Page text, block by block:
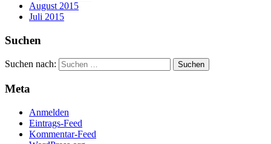
August 2015
Juli 2015
Suchen
Suchen nach:
Meta
Anmelden
Eintrags-Feed
Kommentar-Feed